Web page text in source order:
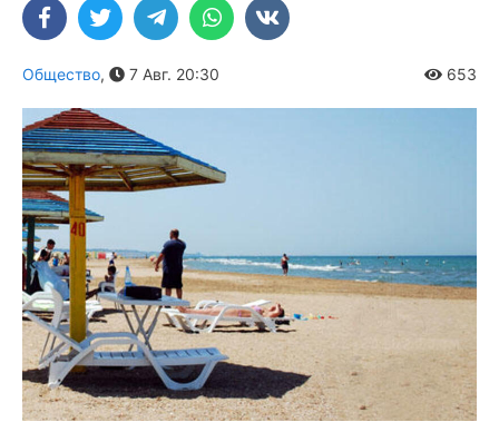
Общество, 7 Авг. 20:30 653